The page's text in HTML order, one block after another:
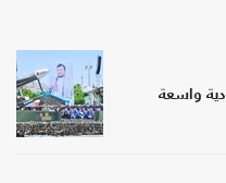
واسعة